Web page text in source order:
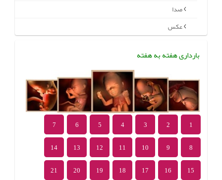
صدا
عکس
بارداری هفته به هفته
1
2
3
4
5
6
7
8
9
10
11
12
13
14
15
16
17
18
19
20
21